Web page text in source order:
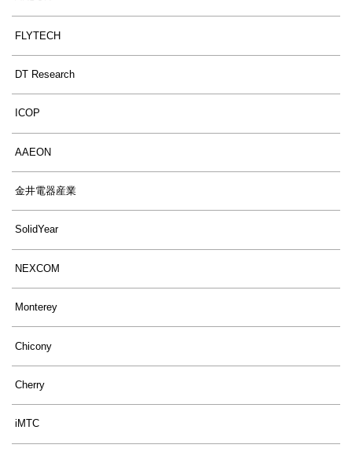
FLYTECH
DT Research
ICOP
AAEON
金井電器産業
SolidYear
NEXCOM
Monterey
Chicony
Cherry
iMTC